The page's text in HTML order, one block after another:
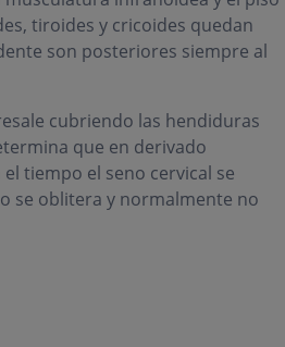
tiroides y cricoides quedan
son posteriores siempre al
cubriendo las hendiduras
que en derivado
tiempo el seno cervical se
se oblitera y normalmente no